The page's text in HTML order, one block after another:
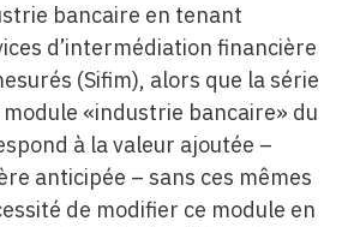
bancaire en tenant
d’intermédiation financière
(Sifim), alors que la série
«industrie bancaire» du
à la valeur ajoutée –
anticipée – sans ces mêmes
de modifier ce module en